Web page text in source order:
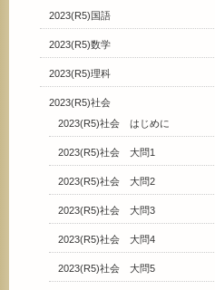
2023(R5)国語
2023(R5)数学
2023(R5)理科
2023(R5)社会
2023(R5)社会 はじめに
2023(R5)社会 大問1
2023(R5)社会 大問2
2023(R5)社会 大問3
2023(R5)社会 大問4
2023(R5)社会 大問5